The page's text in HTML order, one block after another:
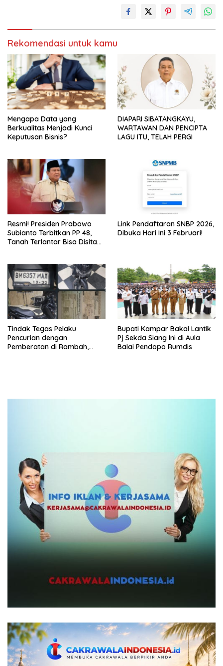
Rekomendasi untuk kamu
Mengapa Data yang
Berkualitas Menjadi Kunci
Keputusan Bisnis?
DIAPARI SIBATANGKAYU,
WARTAWAN DAN PENCIPTA
LAGU ITU, TELAH PERGI
Resmi! Presiden Prabowo
Subianto Terbitkan PP 48,
Tanah Terlantar Bisa Disita
Link Pendaftaran SNBP 2026,
Dibuka Hari Ini 3 Februari!
Tindak Tegas Pelaku
Pencurian dengan
Pemberatan di Rambah,
Bupati Kampar Bakal Lantik
Pj Sekda Siang Ini di Aula
Balai Pendopo Rumdis